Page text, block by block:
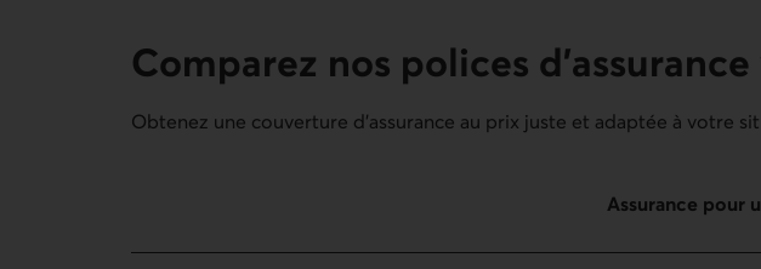
Comparez nos polices d’assurance
Obtenez une couverture d’assurance au prix juste et adaptée à votre
Assurance pour